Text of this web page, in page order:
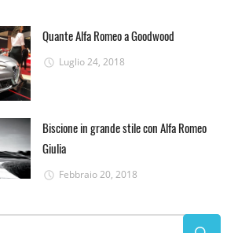
Quante Alfa Romeo a Goodwood
Luglio 24, 2018
Biscione in grande stile con Alfa Romeo
Giulia
Febbraio 20, 2018